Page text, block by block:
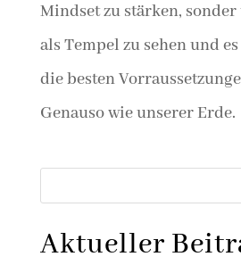
Mindset zu stärken,
als Tempel zu sehen und
die besten
Genauso wie unserer Erde.
Aktueller